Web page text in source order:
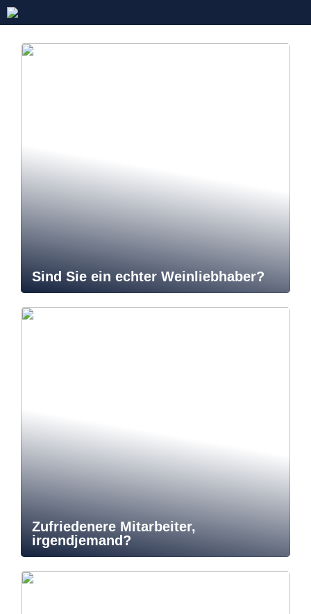
Sind Sie ein echter Weinliebhaber?
Zufriedenere Mitarbeiter,
irgendjemand?